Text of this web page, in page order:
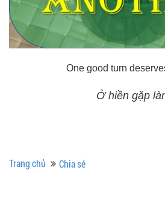
One good turn
Ở hiền gặp
Trang chủ Chia sẻ